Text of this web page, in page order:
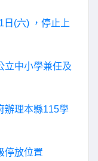
日(六) ，停止上
立中小學兼任及
辦理本縣115學
停放位置